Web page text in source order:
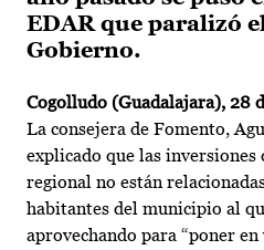
EDAR que paralizó
Gobierno.
Cogolludo (Guadalajara), 28
La consejera de Fomento,
explicado que las
regional no están
habitantes del municipio al
aprovechando para “poner